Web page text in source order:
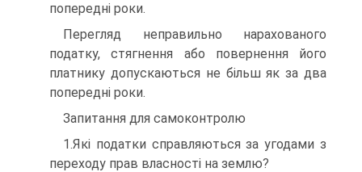
попередні роки.
Перегляд неправильно нарахованого
податку, стягнення або повернення його
платнику допускаються не більш як за два
попередні роки.
Запитання для самоконтролю
1.Які податки справляються за угодами з
переходу прав власності на землю?